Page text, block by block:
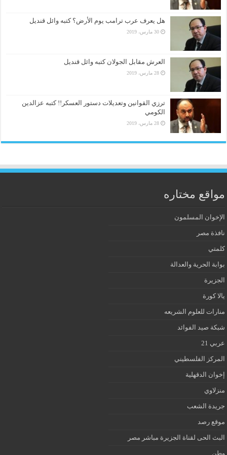
هل يعرف عرب ترامب يوم الأرض؟ كتبه وائل قنديل
30 مارس، 2019
العرش مقابل الجولان كتبه وائل قنديل
28 مارس، 2019
ترزي القوانين وتعديلات دستور العسكر!! كتبه عزالدين
الكومي
28 مارس، 2019
مواقع مختاره
الإخوان المسلمون
نافذة مصر
كلمتي
بوابة الحرية والعدالة
الجزيرة
يالا كورة
منارات للعلوم الشريعه
شبكة صيد الفوائد
عربي 21
المركز الفلسطيني
إخوان الدقهلية
منزلاوي
جريدة الشعب
موقع رصد
البث الحى لقناة الجزيرة مباشر مصر
وطن